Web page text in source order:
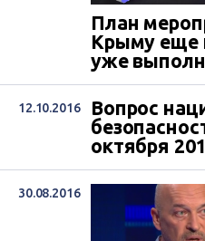
План
Крыму еще
уже
12.10.2016
Вопрос
октября
30.08.2016